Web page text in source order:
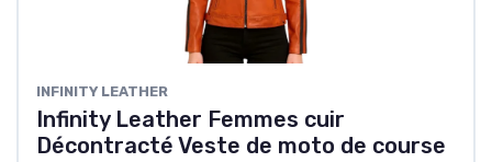
INFINITY LEATHER
Infinity Leather Femmes cuir
Décontracté Veste de moto de course